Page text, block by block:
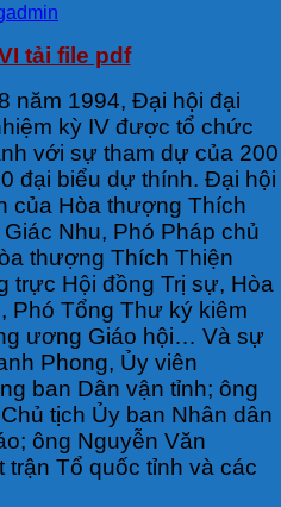
tải file pdf
năm 1994, Đại hội đại
kỳ IV được tổ chức
với sự tham dự của 200
đại biểu dự thính. Đại hội
của Hòa thượng Thích
Nhu, Phó Pháp chủ
thượng Thích Thiện
trực Hội đồng Trị sự, Hòa
Phó Tổng Thư ký kiêm
ương Giáo hội… Và sự
Phong, Ủy viên
ban Dân vận tỉnh; ông
tịch Ủy ban Nhân dân
ông Nguyễn Văn
trận Tổ quốc tỉnh và các